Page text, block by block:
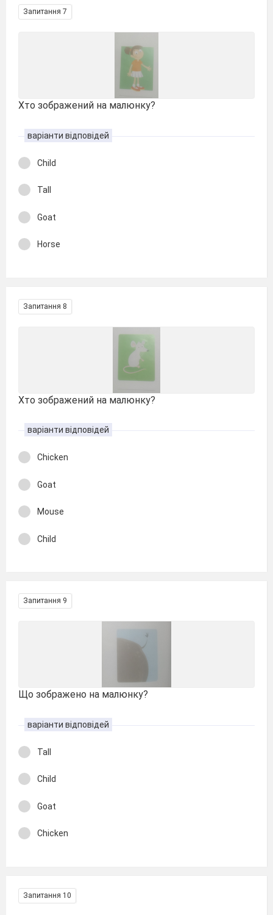
Запитання 7
Хто зображений на малюнку?
варіанти відповідей
Child
Tall
Goat
Horse
Запитання 8
Хто зображений на малюнку?
варіанти відповідей
Chicken
Goat
Mouse
Child
Запитання 9
Що зображено на малюнку?
варіанти відповідей
Tall
Child
Goat
Chicken
Запитання 10